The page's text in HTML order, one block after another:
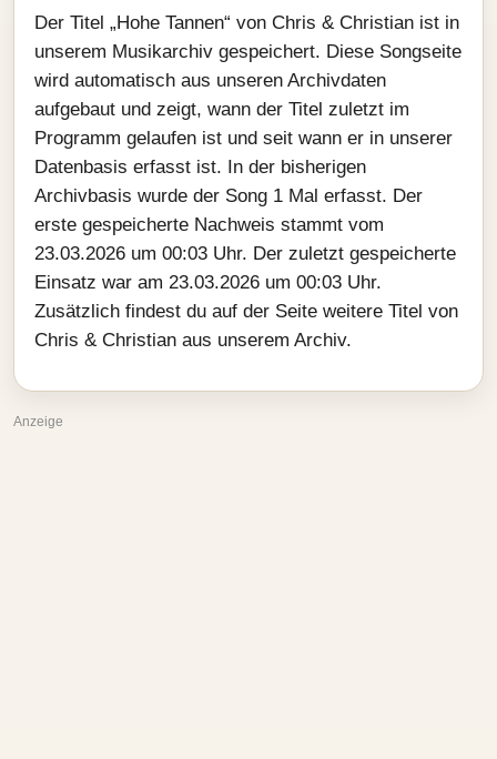
Der Titel „Hohe Tannen“ von Chris & Christian ist in
unserem Musikarchiv gespeichert. Diese Songseite
wird automatisch aus unseren Archivdaten
aufgebaut und zeigt, wann der Titel zuletzt im
Programm gelaufen ist und seit wann er in unserer
Datenbasis erfasst ist. In der bisherigen
Archivbasis wurde der Song 1 Mal erfasst. Der
erste gespeicherte Nachweis stammt vom
23.03.2026 um 00:03 Uhr. Der zuletzt gespeicherte
Einsatz war am 23.03.2026 um 00:03 Uhr.
Zusätzlich findest du auf der Seite weitere Titel von
Chris & Christian aus unserem Archiv.
Anzeige